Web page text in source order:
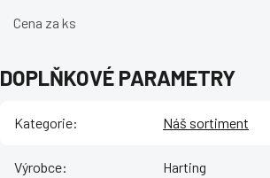
Cena za ks
DOPLŇKOVÉ PARAMETRY
Kategorie: Náš sortiment
Výrobce: Harting